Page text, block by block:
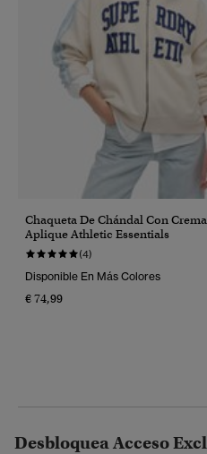
Chaqueta De Chándal Con
Aplique Athletic Essentials
(4)
Disponible En Más Colores
€ 74,99
Desbloquea Acceso